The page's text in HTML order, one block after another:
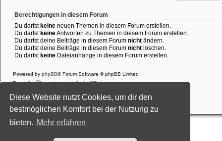
Diese Website nutzt Cookies, um dir den
bestmöglichen Komfort bei der Nutzung zu
bieten. Mehr erfahren
Berechtigungen in diesem Forum
Du darfstkeine neuen Themen in diesem Forum erstellen.
Du darfstkeineAntworten zu Themen in diesem Forum erstellen.
Du darfst deine Beiträge in diesem Forum nicht ändern.
Du darfst deine Beiträge in diesem Forum nicht löschen.
Du darfstkeine Dateianhänge in diesem Forum erstellen.
Powered by phpBB® Forum Software © phpBB Limited
Deutsche Übersetzung durchphpBB.de
Datenschutz |Nutzungsbedingungen